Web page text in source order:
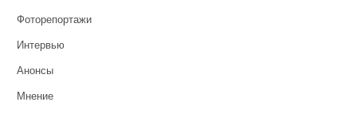
Фоторепортажи
Интервью
Анонсы
Мнение